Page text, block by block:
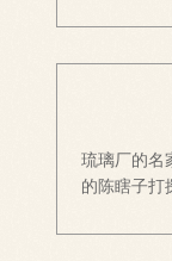
琉璃厂的名
的陈瞎子打